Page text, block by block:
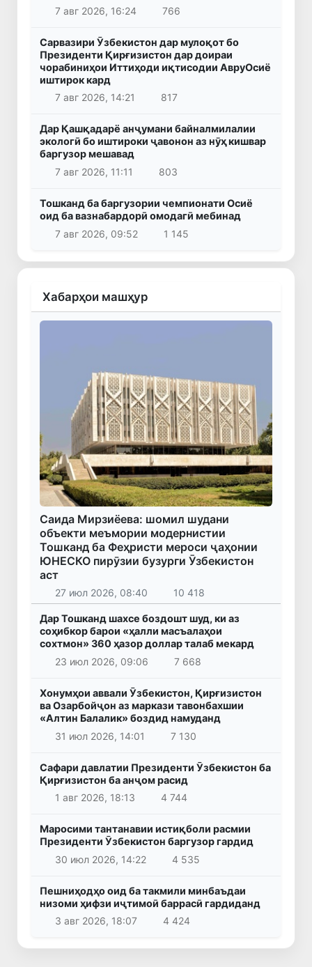
7 авг 2026, 16:24
766
Сарвазири Ӯзбекистон дар мулоқот бо
Президенти Қирғизистон дар доираи
чорабиниҳои Иттиҳоди иқтисодии АвруОсиё
иштирок кард
7 авг 2026, 14:21
817
Дар Қашқадарё анҷумани байналмилалии
экологӣ бо иштироки ҷавонон аз нӯҳ кишвар
баргузор мешавад
7 авг 2026, 11:11
803
Тошканд ба баргузории чемпионати Осиё
оид ба вазнабардорӣ омодагӣ мебинад
7 авг 2026, 09:52
1 145
Хабарҳои машҳур
Саида Мирзиёева: шомил шудани
объекти меъмории модернистии
Тошканд ба Феҳристи мероси ҷаҳонии
ЮНЕСКО пирӯзии бузурги Ӯзбекистон
аст
27 июл 2026, 08:40 10 418
Дар Тошканд шахсе боздошт шуд, ки аз
соҳибкор барои «ҳалли масъалаҳои
сохтмон» 360 ҳазор доллар талаб мекард
23 июл 2026, 09:06
7 668
Хонумҳои аввали Ӯзбекистон, Қирғизистон
ва Озарбойҷон аз маркази тавонбахшии
«Алтин Балалик» боздид намуданд
31 июл 2026, 14:01
7 130
Сафари давлатии Президенти Ӯзбекистон ба
Қирғизистон ба анҷом расид
1 авг 2026, 18:13
4 744
Маросими тантанавии истиқболи расмии
Президенти Ӯзбекистон баргузор гардид
30 июл 2026, 14:22
4 535
Пешниҳодҳо оид ба такмили минбаъдаи
низоми ҳифзи иҷтимоӣ баррасӣ гардиданд
3 авг 2026, 18:07
4 424